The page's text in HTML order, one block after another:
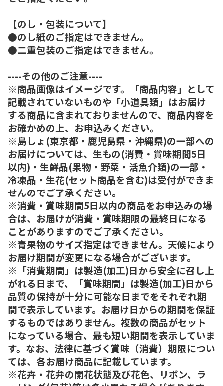
【のし・包装について】
●のし紙のご指定はできません。
●二重包装のご指定はできません。
----その他のご注意----
※商品画像はイメージです。「商品内容」として
記載されていないものや「小道具類」はお届け
する商品に含まれておりませんので、商品内容を
お確かめの上、お申込みください。
※島しょ(東京都・鹿児島県・沖縄県)の一部への
お届けについては、生もの(消費・賞味期間5日
以内)・生鮮品(果物・野菜・活魚介類)の一部・
冷凍品・生花(セット商品を含む)は受付ができま
せんのでご了承ください。
※消費・賞味期間5日以内の商品をお申込みの場
合は、お届けが消費・賞味期限の最終日になる
ことがありますのでご了承ください。
※青果物のサイズ指定はできません。天候により
お届け期間が変更になる場合がございます。
※「消費期間」は製造(加工)日から安全に召し上
がれる日まで、「賞味期間」は製造(加工)日から
品質の保持が十分に可能な日までをそれぞれ期
間で表示しています。お届け日からの期間を保証
するものではありません。複数の商品がセット
になっている場合、最も短い期間を表示していま
す。なお、法律に基づく賞味（消費）期限につい
ては、各お届け商品に記載しています。
※花卉・花弁の開花状態及び花色、リボン、ラ